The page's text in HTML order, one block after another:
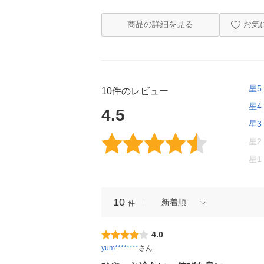
商品の詳細を見る お気
10件のレビュー
4.5
星5
星4
星3
星2
星1
10 件 新着順
4.0
yum********さん